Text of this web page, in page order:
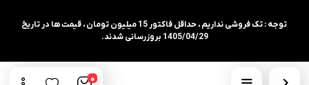
توجه : تک فروشی نداریم ، حداقل فاکتور 15 میلیون تومان ، قیمت ها در تاریخ
1405/04/29 بروزرسانی شدند.
0